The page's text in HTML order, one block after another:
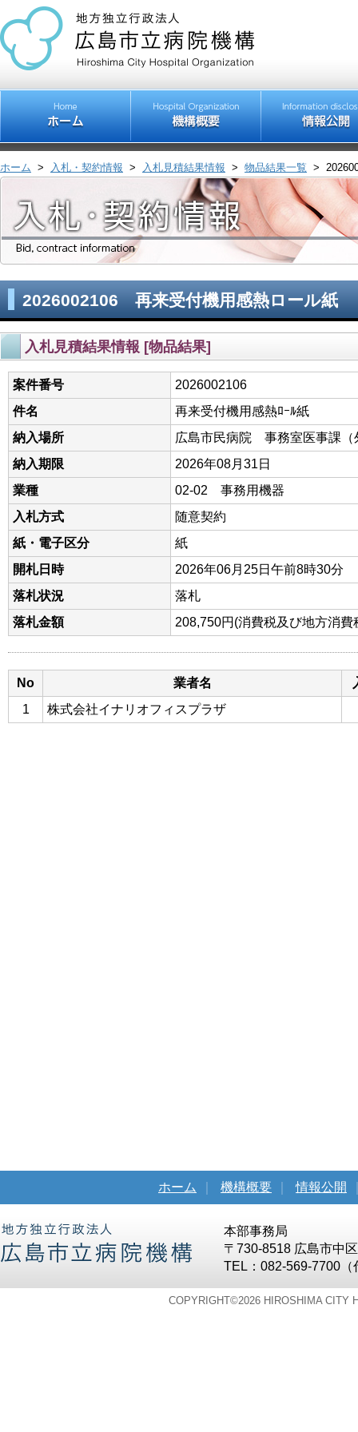
ホーム > 入札・契約情報 > 入札見積結果情報 > 物品結果一覧 >
2026002106 再来受付機用感熱ロール紙
入札見積結果情報 [物品結果]
案件番号
2026002106
件名
再来受付機用感熱ﾛｰﾙ紙
納入場所
広島市民病院 事務室医事課（
納入期限
2026年08月31日
業種
02-02 事務用機器
入札方式
随意契約
紙・電子区分
紙
開札日時
2026年06月25日午前8時30分
落札状況
落札
落札金額
208,750円(消費税及び地方消費
No 業者名
1
株式会社イナリオフィスプラザ
ホーム 機構概要 情報公開
本部事務局
〒730-8518 広島市中
TEL：082-569-7700
COPYRIGHT©2026 HIROSHIMA CITY